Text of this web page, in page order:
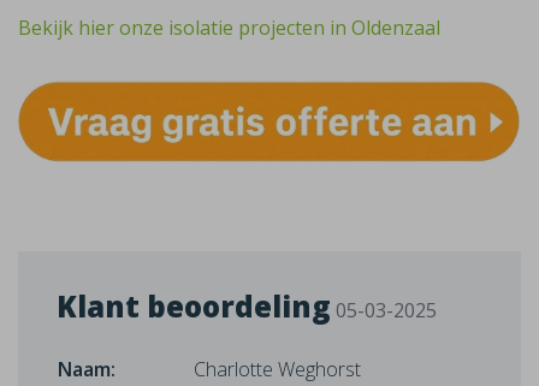
Bekijk hier onze isolatie projecten in Oldenzaal
Klant beoordeling 05-03-2025
Naam:
Charlotte Weghorst